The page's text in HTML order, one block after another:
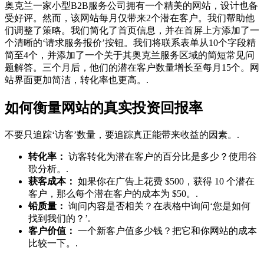
奥克兰一家小型B2B服务公司拥有一个精美的网站，设计也备
受好评。然而，该网站每月仅带来2个潜在客户。我们帮助他
们调整了策略。我们简化了首页信息，并在首屏上方添加了一
个清晰的‘请求服务报价’按钮。我们将联系表单从10个字段精
简至4个，并添加了一个关于其奥克兰服务区域的简短常见问
题解答。三个月后，他们的潜在客户数量增长至每月15个。网
站界面更加简洁，转化率也更高。.
如何衡量网站的真实投资回报率
不要只追踪‘访客’数量，要追踪真正能带来收益的因素。.
转化率： 访客转化为潜在客户的百分比是多少？使用谷
歌分析。.
获客成本： 如果你在广告上花费 $500，获得 10 个潜在
客户，那么每个潜在客户的成本为 $50。.
铅质量： 询问内容是否相关？在表格中询问‘您是如何
找到我们的？’.
客户价值： 一个新客户值多少钱？把它和你网站的成本
比较一下。.